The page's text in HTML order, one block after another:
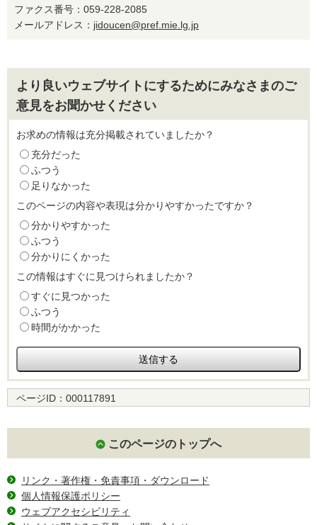
ファクス番号：059-228-2085
メールアドレス： jidoucen@pref.mie.lg.jp
より良いウェブサイトにするためにみなさまのご
意見をお聞かせください
お求めの情報は充分掲載されていましたか？
充分だった
ふつう
足りなかった
このページの内容や表現は分かりやすかったですか？
分かりやすかった
ふつう
分かりにくかった
この情報はすぐに見つけられましたか？
すぐに見つかった
ふつう
時間がかかった
ページID： 000117891
このページのトップへ
リンク・著作権・免責事項・ダウンロード
個人情報保護ポリシー
ウェブアクセシビリティ